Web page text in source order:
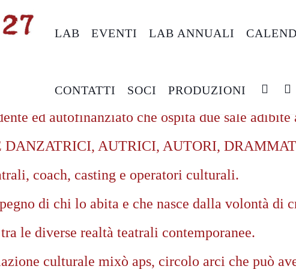
LAB EVENTI LAB ANNUALI
CONTATTI SOCI PRODUZIONI
situato nel cuore del quartiere Pigneto.
ed autofinanziato che ospita due sale adibite
DANZATRICI, AUTRICI, AUTORI,
coach, casting e operatori culturali.
di chi lo abita e che nasce dalla volontà di
le diverse realtà teatrali contemporanee.
culturale mixò aps, circolo arci che può